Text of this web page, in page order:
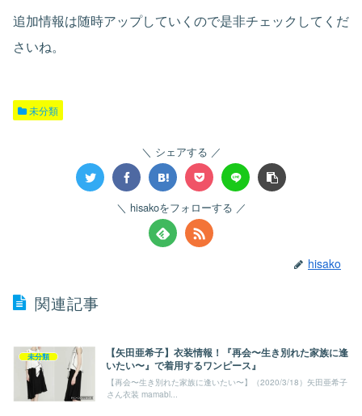
追加情報は随時アップしていくので是非チェックしてくだ
さいね。
未分類
シェアする
hisakoをフォローする
hisako
関連記事
未分類
【矢田亜希子】衣装情報！『再会〜生き別れた家族に逢
いたい〜』で着用するワンピース』
【再会〜生き別れた家族に逢いたい〜】（2020/3/18）矢田亜希子
さん衣装 mamabl...